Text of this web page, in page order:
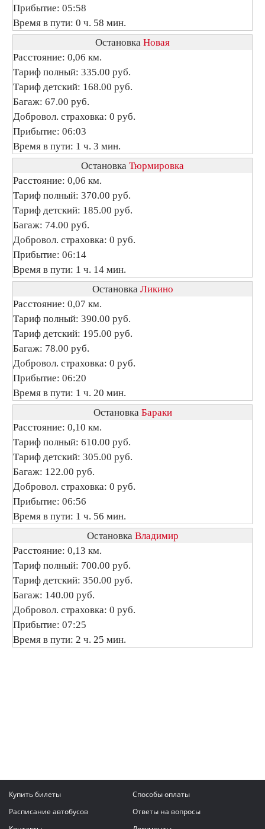
Прибытие: 05:58
Время в пути: 0 ч. 58 мин.
Остановка Новая
Расстояние: 0,06 км.
Тариф полный: 335.00 руб.
Тариф детский: 168.00 руб.
Багаж: 67.00 руб.
Добровол. страховка: 0 руб.
Прибытие: 06:03
Время в пути: 1 ч. 3 мин.
Остановка Тюрмировка
Расстояние: 0,06 км.
Тариф полный: 370.00 руб.
Тариф детский: 185.00 руб.
Багаж: 74.00 руб.
Добровол. страховка: 0 руб.
Прибытие: 06:14
Время в пути: 1 ч. 14 мин.
Остановка Ликино
Расстояние: 0,07 км.
Тариф полный: 390.00 руб.
Тариф детский: 195.00 руб.
Багаж: 78.00 руб.
Добровол. страховка: 0 руб.
Прибытие: 06:20
Время в пути: 1 ч. 20 мин.
Остановка Бараки
Расстояние: 0,10 км.
Тариф полный: 610.00 руб.
Тариф детский: 305.00 руб.
Багаж: 122.00 руб.
Добровол. страховка: 0 руб.
Прибытие: 06:56
Время в пути: 1 ч. 56 мин.
Остановка Владимир
Расстояние: 0,13 км.
Тариф полный: 700.00 руб.
Тариф детский: 350.00 руб.
Багаж: 140.00 руб.
Добровол. страховка: 0 руб.
Прибытие: 07:25
Время в пути: 2 ч. 25 мин.
Купить билеты
Способы оплаты
Расписание автобусов
Ответы на вопросы